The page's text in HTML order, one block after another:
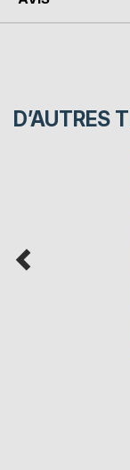
D’AUTRES